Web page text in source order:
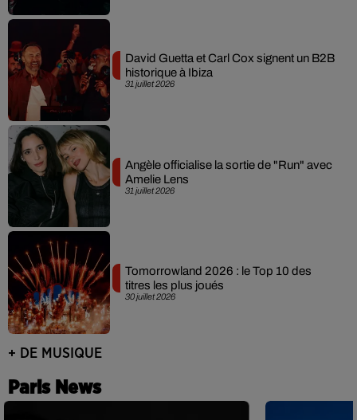
31 juillet 2026
David Guetta et Carl Cox signent un B2B
historique à Ibiza
31 juillet 2026
Angèle officialise la sortie de "Run" avec
Amelie Lens
30 juillet 2026
Tomorrowland 2026 : le Top 10 des
titres les plus joués
+ DE MUSIQUE
Paris News